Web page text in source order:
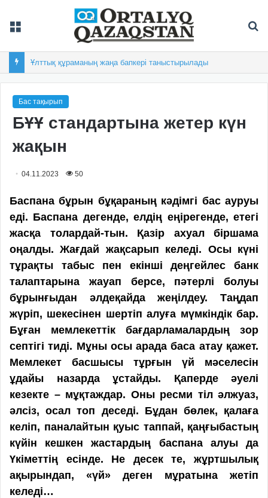
Ұлттық құраманың жаңа бапкері таныстырылады
Бас тақырып
БҰҰ стандартына жетер күн
жақын
04.11.2023 50
Баспана бұрын бұқараның кәдімгі бас ауруы
еді. Баспана дегенде, елдің еңірегенде, етегі
жасқа толардай-тын. Қазір ахуал біршама
оңалды. Жағдай жақсарып келеді. Осы күні
тұрақты табыс пен екінші деңгейлес банк
талаптарына жауап берсе, пәтерлі болуы
бұрынғыдан әлдеқайда жеңілдеу. Таңдап
жүріп, шекесінен шертіп алуға мүмкіндік бар.
Бұған мемлекеттік бағдарламалардың зор
септігі тиді. Мұны осы арада баса атау қажет.
Мемлекет басшысы тұрғын үй мәселесін
ұдайы назарда ұстайды. Қаперде әуелі
кезекте – мұқтаждар. Оны ресми тіл әлжуаз,
әлсіз, осал топ деседі. Бұдан бөлек, қалаға
келіп, паналайтын қуыс таппай, қаңғыбастың
күйін кешкен жастардың баспана алуы да
Үкіметтің есінде. Не десек те, жұртшылық
ақырындап, «үй» деген мұратына жетіп
келеді…